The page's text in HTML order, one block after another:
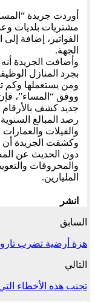
أوردت جريدة
مشتريات بلديات
الفواتير، إضافة
الجهة.
وأضافت الجريدة
بجرد المنازل
ومن يستعملها وكم
ووفق “المساء”،
رصد المبالغ
والفيلات
وكشفت الجريدة أن
دون الحديث عن
والمحروقات
المليارين.
انشر
السابق
هزة أرضية تضرب
التالي
تجنب هذه الأخطاء